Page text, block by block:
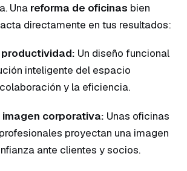
Una reforma de oficinas bien
directamente en tus resultados:
Un diseño funcional
inteligente del espacio
y la eficiencia.
imagen corporativa: Unas oficinas
proyectan una imagen
ante clientes y socios.